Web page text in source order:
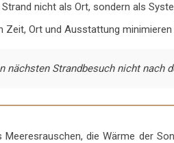
nicht als Ort, sondern als
Zeit, Ort und Ausstattung
nächsten Strandbesuch nicht nach
die Wärme der